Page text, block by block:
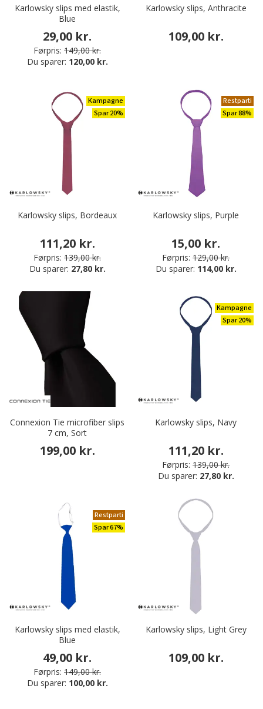
Karlowsky slips med elastik,
Blue
29,00 kr.
Førpris: 149,00 kr.
Du sparer: 120,00 kr.
Karlowsky slips, Anthracite
109,00 kr.
Kampagne
Spar 20%
Karlowsky slips, Bordeaux
111,20 kr.
Førpris: 139,00 kr.
Du sparer: 27,80 kr.
Restparti
Spar 88%
Karlowsky slips, Purple
15,00 kr.
Førpris: 129,00 kr.
Du sparer: 114,00 kr.
Connexion Tie microfiber slips
7 cm, Sort
199,00 kr.
Kampagne
Spar 20%
Karlowsky slips, Navy
111,20 kr.
Førpris: 139,00 kr.
Du sparer: 27,80 kr.
Restparti
Spar 67%
Karlowsky slips med elastik,
Blue
49,00 kr.
Førpris: 149,00 kr.
Du sparer: 100,00 kr.
Karlowsky slips, Light Grey
109,00 kr.